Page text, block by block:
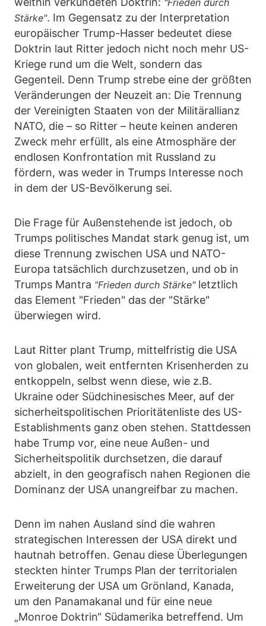
"Frieden durch
Stärke". Im Gegensatz zu der Interpretation
europäischer Trump-Hasser bedeutet diese
Doktrin laut Ritter jedoch nicht noch mehr US-
Kriege rund um die Welt, sondern das
Gegenteil. Denn Trump strebe eine der größten
Veränderungen der Neuzeit an: Die Trennung
der Vereinigten Staaten von der Militärallianz
NATO, die – so Ritter – heute keinen anderen
Zweck mehr erfüllt, als eine Atmosphäre der
endlosen Konfrontation mit Russland zu
fördern, was weder in Trumps Interesse noch
in dem der US-Bevölkerung sei.
Die Frage für Außenstehende ist jedoch, ob
Trumps politisches Mandat stark genug ist, um
diese Trennung zwischen USA und NATO-
Europa tatsächlich durchzusetzen, und ob in
Trumps Mantra "Frieden durch Stärke" letztlich
das Element "Frieden" das der "Stärke"
überwiegen wird.
Laut Ritter plant Trump, mittelfristig die USA
von globalen, weit entfernten Krisenherden zu
entkoppeln, selbst wenn diese, wie z.B.
Ukraine oder Südchinesisches Meer, auf der
sicherheitspolitischen Prioritätenliste des US-
Establishments ganz oben stehen. Stattdessen
habe Trump vor, eine neue Außen- und
Sicherheitspolitik durchsetzen, die darauf
abzielt, in den geografisch nahen Regionen die
Dominanz der USA unangreifbar zu machen.
Denn im nahen Ausland sind die wahren
strategischen Interessen der USA direkt und
hautnah betroffen. Genau diese Überlegungen
steckten hinter Trumps Plan der territorialen
Erweiterung der USA um Grönland, Kanada,
um den Panamakanal und für eine neue
„Monroe Doktrin“ Südamerika betreffend. Um